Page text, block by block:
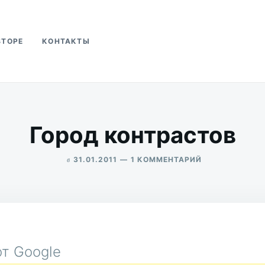
КОНТАКТЫ
Город контрастов
в 31.01.2011 1 КОММЕНТАРИЙ
Google